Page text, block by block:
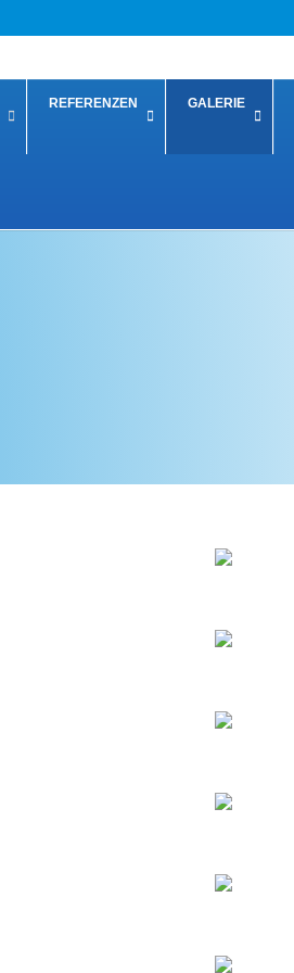
REFERENZEN GALERIE